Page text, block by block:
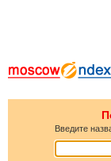
Введите